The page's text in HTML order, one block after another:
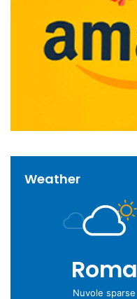
Weather
Roma
Nuvole sparse